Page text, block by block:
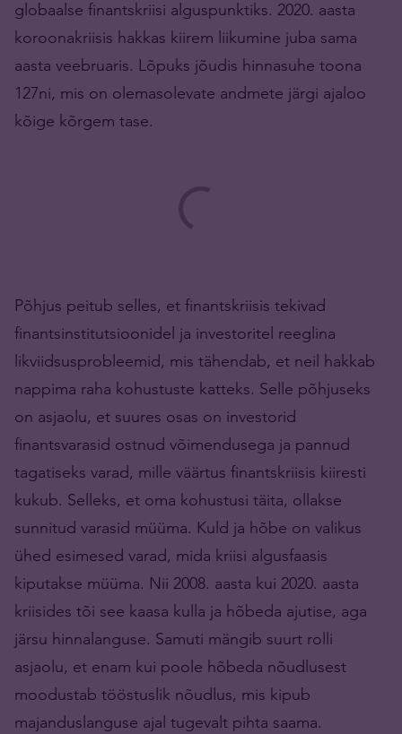
globaalse finantskriisi alguspunktiks. 2020. aasta
koroonakriisis hakkas kiirem liikumine juba sama
aasta veebruaris. Lõpuks jõudis hinnasuhe toona
127ni, mis on olemasolevate andmete järgi ajaloo
kõige kõrgem tase.
Põhjus peitub selles, et finantskriisis tekivad
finantsinstitutsioonidel ja investoritel reeglina
likviidsusprobleemid, mis tähendab, et neil hakkab
nappima raha kohustuste katteks. Selle põhjuseks
on asjaolu, et suures osas on investorid
finantsvarasid ostnud võimendusega ja pannud
tagatiseks varad, mille väärtus finantskriisis kiiresti
kukub. Selleks, et oma kohustusi täita, ollakse
sunnitud varasid müüma. Kuld ja hõbe on valikus
ühed esimesed varad, mida kriisi algusfaasis
kiputakse müüma. Nii 2008. aasta kui 2020. aasta
kriisides tõi see kaasa kulla ja hõbeda ajutise, aga
järsu hinnalanguse. Samuti mängib suurt rolli
asjaolu, et enam kui poole hõbeda nõudlusest
moodustab tööstuslik nõudlus, mis kipub
majanduslanguse ajal tugevalt pihta saama.